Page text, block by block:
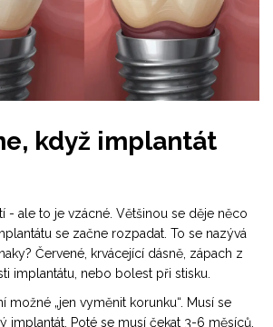
když implantát
- ale to je vzácné. Většinou se děje něco
se začne rozpadat. To se nazývá
Červené, krvácející dásně, zápach z
implantátu, nebo bolest při stisku.
možné „jen vyměnit korunku“. Musí se
implantát. Poté se musí čekat 3-6 měsíců,